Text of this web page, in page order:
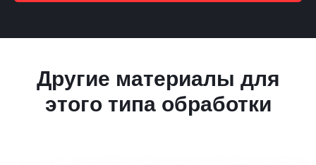
Другие материалы для
этого типа обработки